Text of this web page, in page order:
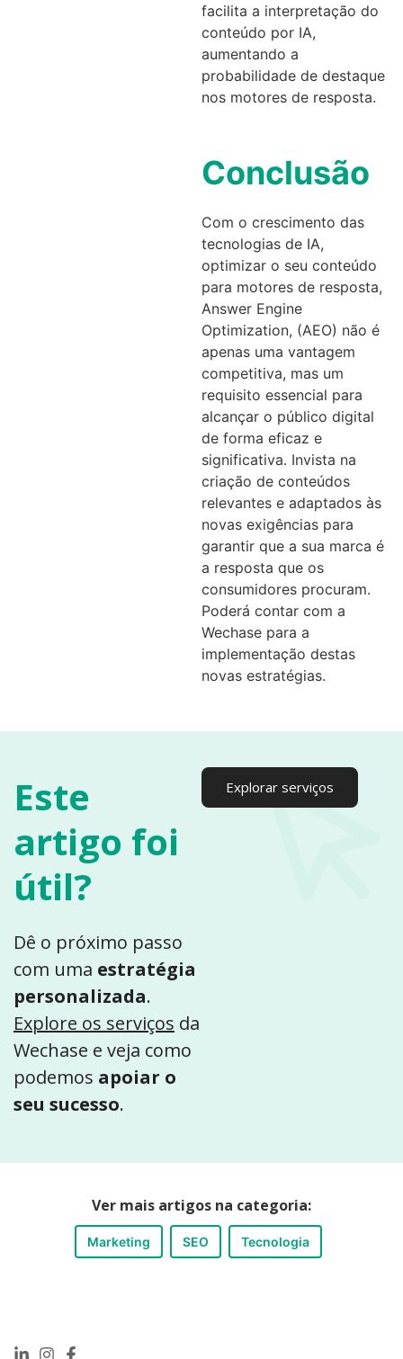
facilita a interpretação do
conteúdo por IA,
aumentando a
probabilidade de destaque
nos motores de resposta.
Conclusão
Com o crescimento das
tecnologias de IA,
optimizar o seu conteúdo
para motores de resposta,
Answer Engine
Optimization, (AEO) não é
apenas uma vantagem
competitiva, mas um
requisito essencial para
alcançar o público digital
de forma eficaz e
significativa. Invista na
criação de conteúdos
relevantes e adaptados às
novas exigências para
garantir que a sua marca é
a resposta que os
consumidores procuram.
Poderá contar com a
Wechase para a
implementação destas
novas estratégias.
Este
artigo foi
útil?
Dê o próximo passo
com uma estratégia
personalizada.
Explore os serviços da
Wechase e veja como
podemos apoiar o
seu sucesso.
Explorar serviços
Ver mais artigos na categoria:
Marketing SEO Tecnologia